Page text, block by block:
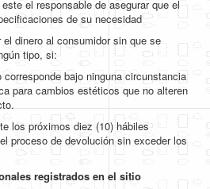
el responsable de asegurar que el
de su necesidad
dinero al consumidor sin que se
tipo, si:
bajo ninguna circunstancia
para cambios estéticos que no alteren
los próximos diez (10) hábiles
proceso de devolución sin exceder los
registrados en el sitio